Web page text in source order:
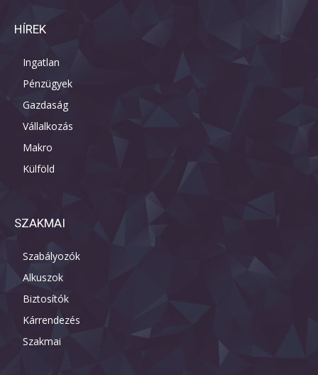
HÍREK
Ingatlan
Pénzügyek
Gazdaság
Vállalkozás
Makro
Külföld
SZAKMAI
Szabályozók
Alkuszok
Biztosítók
Kárrendezés
Szakmai